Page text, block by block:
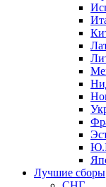
Лучшие сборы